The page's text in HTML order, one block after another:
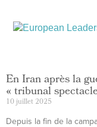
En Iran après la
« tribunal
10 juillet 2025
Depuis la fin de la